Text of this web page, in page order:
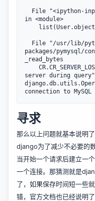
in <module>
packages/pymysql/
_read_bytes
server during
寻求
那么以上问题就基本说明
django为了减少不必要的
当开始一个请求后建立一
一个连接。那猜测就是
了，如果保存时间短一些
错， 官方文档也已经说明